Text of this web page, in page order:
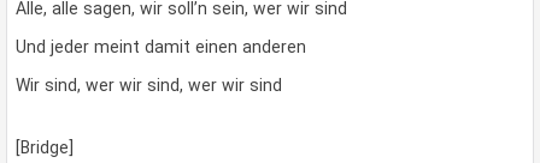
Alle, alle sagen, wir soll’n sein, wer wir sind
Und jeder meint damit einen anderen
Wir sind, wer wir sind, wer wir sind
[Bridge]